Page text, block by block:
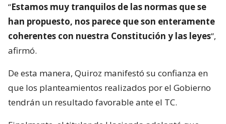
“Estamos muy tranquilos de las normas que se
han propuesto, nos parece que son enteramente
coherentes con nuestra Constitución y las leyes“,
afirmó.
De esta manera, Quiroz manifestó su confianza en
que los planteamientos realizados por el Gobierno
tendrán un resultado favorable ante el TC.